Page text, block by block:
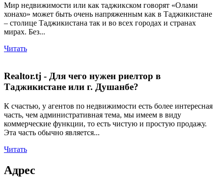
Мир недвижимости или как таджикском говорят «Олами
хонахо» может быть очень напряженным как в Таджикистане
– столице Таджикистана так и во всех городах и странах
мирах. Без...
Читать
Realtor.tj - Для чего нужен риелтор в
Таджикистане или г. Душанбе?
К счастью, у агентов по недвижимости есть более интересная
часть, чем административная тема, мы имеем в виду
коммерческие функции, то есть чистую и простую продажу.
Эта часть обычно является...
Читать
Адрес